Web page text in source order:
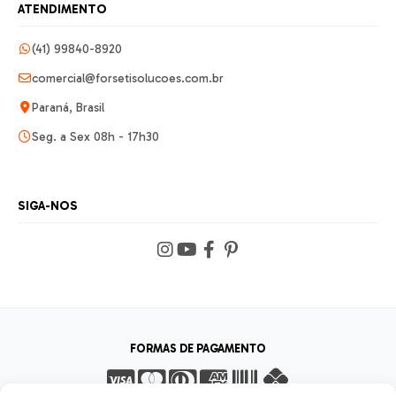
ATENDIMENTO
(41) 99840-8920
comercial@forsetisolucoes.com.br
Paraná, Brasil
Seg. a Sex 08h - 17h30
SIGA-NOS
FORMAS DE PAGAMENTO